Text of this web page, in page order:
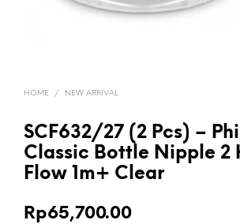
HOME / NEW ARRIVAL
SCF632/27 (2 Pcs) –
Classic Bottle Nipple 2
Flow 1m+ Clear
Rp65,700.00